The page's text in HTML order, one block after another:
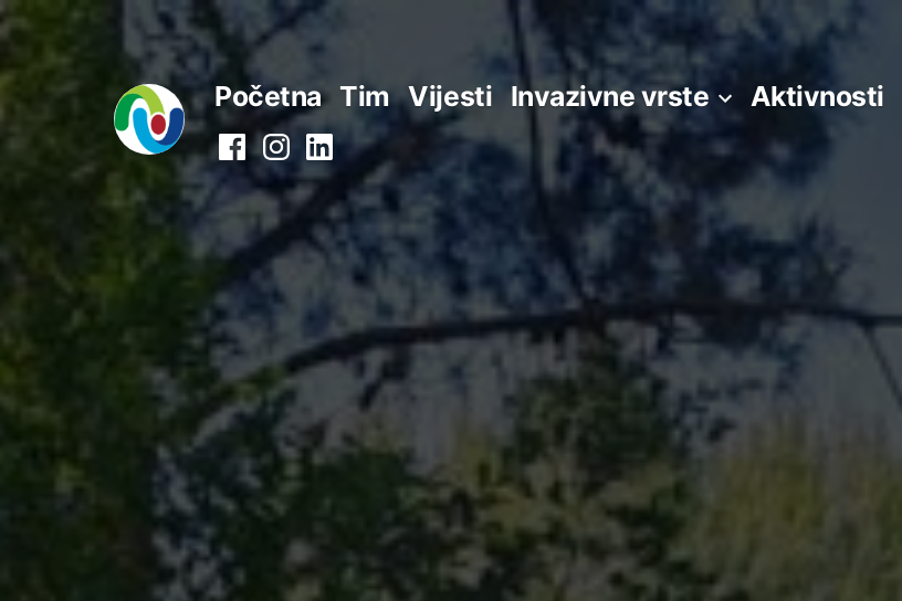
Preskoči
sadržaj
Početna Tim Vijesti Invazivne vrste Aktivnosti
FacebookInstagram
LinkedIn